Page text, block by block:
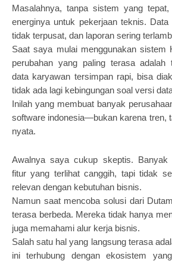
Masalahnya, tanpa sistem yang
energinya untuk pekerjaan teknis.
tidak terpusat, dan laporan sering
Saat saya mulai menggunakan sistem
perubahan yang paling terasa adalah
data karyawan tersimpan rapi, bisa
tidak ada lagi kebingungan soal versi
Inilah yang membuat banyak
software indonesia—bukan karena tren,
nyata.
Awalnya saya cukup skeptis. Banyak
fitur yang terlihat canggih, tapi tidak
relevan dengan kebutuhan bisnis.
Namun saat mencoba solusi dari
terasa berbeda. Mereka tidak hanya
juga memahami alur kerja bisnis.
Salah satu hal yang langsung terasa
ini terhubung dengan ekosistem